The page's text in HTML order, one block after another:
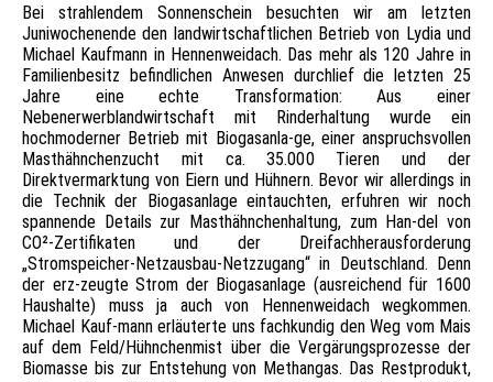
Bei strahlendem Sonnenschein besuchten wir am letzten
Juniwochenende den landwirtschaftlichen Betrieb von Lydia und
Michael Kaufmann in Hennenweidach. Das mehr als 120 Jahre in
Familienbesitz befindlichen Anwesen durchlief die letzten 25
Jahre eine echte Transformation: Aus einer
Nebenerwerblandwirtschaft mit Rinderhaltung wurde ein
hochmoderner Betrieb mit Biogasanla-ge, einer anspruchsvollen
Masthähnchenzucht mit ca. 35.000 Tieren und der
Direktvermarktung von Eiern und Hühnern. Bevor wir allerdings in
die Technik der Biogasanlage eintauchten, erfuhren wir noch
spannende Details zur Masthähnchenhaltung, zum Han-del von
CO²-Zertifikaten und der Dreifachherausforderung
„Stromspeicher-Netzausbau-Netzzugang“ in Deutschland. Denn
der erz-zeugte Strom der Biogasanlage (ausreichend für 1600
Haushalte) muss ja auch von Hennenweidach wegkommen.
Michael Kauf-mann erläuterte uns fachkundig den Weg vom Mais
auf dem Feld/Hühnchenmist über die Vergärungsprozesse der
Biomasse bis zur Entstehung von Methangas. Das Restprodukt,